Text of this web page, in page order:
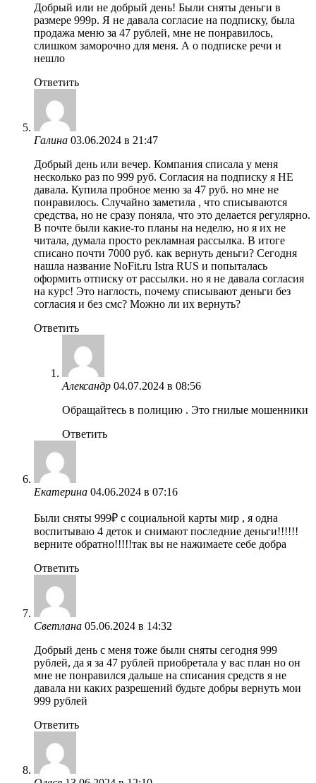
Добрый или не добрый день! Были сняты деньги в
размере 999р. Я не давала согласие на подписку, была
продажа меню за 47 рублей, мне не понравилось,
слишком заморочно для меня. А о подписке речи и
нешло
Ответить
Галина 03.06.2024 в 21:47
Добрый день или вечер. Компания списала у меня
несколько раз по 999 руб. Согласия на подписку я НЕ
давала. Купила пробное меню за 47 руб. но мне не
понравилось. Случайно заметила , что списываются
средства, но не сразу поняла, что это делается регулярно.
В почте были какие-то планы на неделю, но я их не
читала, думала просто рекламная рассылка. В итоге
списано почти 7000 руб. как вернуть деньги? Сегодня
нашла название NoFit.ru Istra RUS и попыталась
оформить отписку от рассылки. но я не давала согласия
на курс! Это наглость, почему списывают деньги без
согласия и без смс? Можно ли их вернуть?
Ответить
Александр 04.07.2024 в 08:56
Обращайтесь в полицию . Это гнилые мошенники
Ответить
Екатерина 04.06.2024 в 07:16
Были сняты 999₽ с социальной карты мир , я одна
воспитываю 4 деток и снимают последние деньги!!!!!!
верните обратно!!!!!так вы не нажимаете себе добра
Ответить
Светлана 05.06.2024 в 14:32
Добрый день с меня тоже были сняты сегодня 999
рублей, да я за 47 рублей приобретала у вас план но он
мне не понравился дальше на списания средств я не
давала ни каких разрешений будьте добры вернуть мои
999 рублей
Ответить